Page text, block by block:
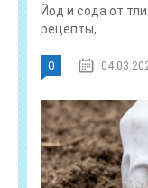
Йод и сода от
рецепты,...
0